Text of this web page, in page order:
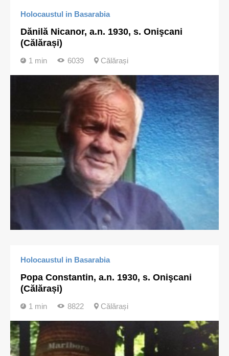
Holocaustul in Basarabia
Dănilă Nicanor, a.n. 1930, s. Onişcani
(Călărași)
1 min 6039 Călărași
Holocaustul in Basarabia
Popa Constantin, a.n. 1930, s. Onişcani
(Călărași)
1 min 8822 Călărași